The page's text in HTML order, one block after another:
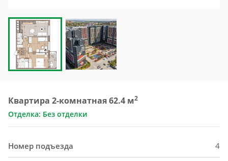
Квартира 2-комнатная 62.4 м2
Отделка: Без отделки
Номер подъезда 4